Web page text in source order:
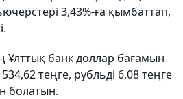
3,43%-ға қымбаттап,
Ұлттық банк доллар бағамын
теңге, рубльді 6,08 теңге
болатын.